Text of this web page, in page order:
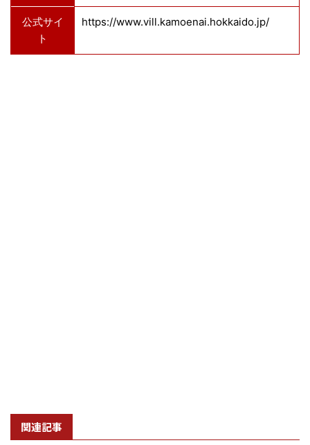
公式サイ
ト
https://www.vill.kamoenai.hokkaido.jp/
関連記事